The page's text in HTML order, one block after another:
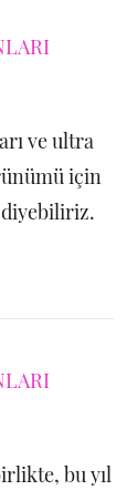
ve ultra
için
diyebiliriz.
bu yıl